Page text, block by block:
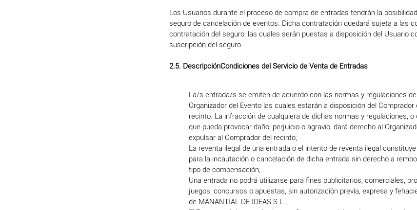
Los Usuarios durante el proceso de compra de entradas tendrán la
seguro de cancelación de eventos. Dicha contratación quedará sujeta a las
contratación del seguro, las cuales serán puestas a disposición del Usuario
suscripción del seguro.
2.5. DescripciónCondiciones del Servicio de Venta de Entradas
La/s entrada/s se emiten de acuerdo con las normas y regulaciones
Organizador del Evento las cuales estarán a disposición del Comprador
recinto. La infracción de cualquiera de dichas normas y regulaciones,
que pueda provocar daño, perjuicio o agravio, dará derecho al
expulsar al Comprador del recinto;
La reventa ilegal de una entrada o el intento de reventa ilegal
para la incautación o cancelación de dicha entrada sin derecho a
tipo de compensación;
Una entrada no podrá utilizarse para fines publicitarios, comerciales,
juegos, concursos o apuestas, sin autorización previa, expresa y
de MANANTIAL DE IDEAS S.L.;